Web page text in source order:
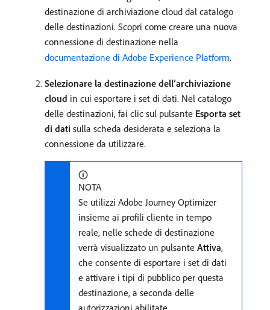
destinazione di archiviazione cloud dal catalogo
delle destinazioni. Scopri come creare una nuova
connessione di destinazione nella
documentazione di Adobe Experience Platform.
Selezionare la destinazione dell’archiviazione
cloud in cui esportare i set di dati. Nel catalogo
delle destinazioni, fai clic sul pulsante Esporta set
di dati sulla scheda desiderata e seleziona la
connessione da utilizzare.
NOTA
Se utilizzi Adobe Journey Optimizer
insieme ai profili cliente in tempo
reale, nelle schede di destinazione
verrà visualizzato un pulsante Attiva,
che consente di esportare i set di dati
e attivare i tipi di pubblico per questa
destinazione, a seconda delle
autorizzazioni abilitate.